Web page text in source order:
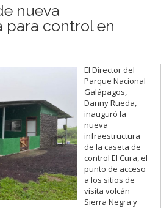
nueva
para control en
El Director del
Parque Nacional
Galápagos,
Danny Rueda,
inauguró la
nueva
infraestructura
de la caseta de
control El Cura, el
punto de acceso
a los sitios de
visita volcán
Sierra Negra y